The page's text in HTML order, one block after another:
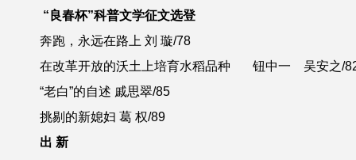
“良春杯”科普文学征文选登
奔跑，永远在路上 刘 璇/78
在改革开放的沃土上培育水稻品种 钮中一 吴安之/
“老白”的自述 戚思翠/85
挑剔的新媳妇 葛 权/89
出 新